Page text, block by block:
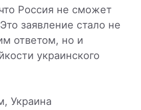
Россия не сможет
заявление стало не
ответом, но и
украинского
Украина